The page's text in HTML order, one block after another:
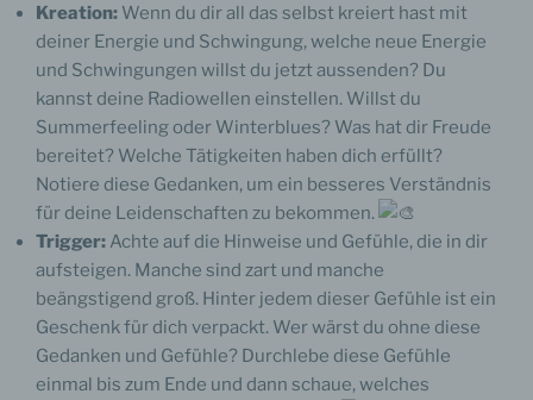
Kreation: Wenn du dir all das selbst kreiert hast mit
deiner Energie und Schwingung, welche neue Energie
und Schwingungen willst du jetzt aussenden? Du
kannst deine Radiowellen einstellen. Willst du
Summerfeeling oder Winterblues? Was hat dir Freude
bereitet? Welche Tätigkeiten haben dich erfüllt?
Notiere diese Gedanken, um ein besseres Verständnis
für deine Leidenschaften zu bekommen.
Trigger: Achte auf die Hinweise und Gefühle, die in dir
aufsteigen. Manche sind zart und manche
beängstigend groß. Hinter jedem dieser Gefühle ist ein
Geschenk für dich verpackt. Wer wärst du ohne diese
Gedanken und Gefühle? Durchlebe diese Gefühle
einmal bis zum Ende und dann schaue, welches